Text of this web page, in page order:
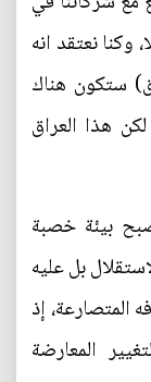
وكنا نعتقد انه
ستكون هناك
هذا العراق
بيئة خصبة
بل عليه
المتصارعة، إذ
المعارضة